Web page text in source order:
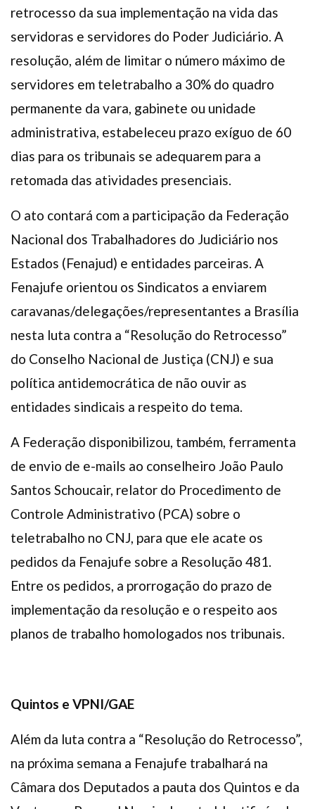
retrocesso da sua implementação na vida das
servidoras e servidores do Poder Judiciário. A
resolução, além de limitar o número máximo de
servidores em teletrabalho a 30% do quadro
permanente da vara, gabinete ou unidade
administrativa, estabeleceu prazo exíguo de 60
dias para os tribunais se adequarem para a
retomada das atividades presenciais.
O ato contará com a participação da Federação
Nacional dos Trabalhadores do Judiciário nos
Estados (Fenajud) e entidades parceiras. A
Fenajufe orientou os Sindicatos a enviarem
caravanas/delegações/representantes a Brasília
nesta luta contra a “Resolução do Retrocesso”
do Conselho Nacional de Justiça (CNJ) e sua
política antidemocrática de não ouvir as
entidades sindicais a respeito do tema.
A Federação disponibilizou, também, ferramenta
de envio de e-mails ao conselheiro João Paulo
Santos Schoucair, relator do Procedimento de
Controle Administrativo (PCA) sobre o
teletrabalho no CNJ, para que ele acate os
pedidos da Fenajufe sobre a Resolução 481.
Entre os pedidos, a prorrogação do prazo de
implementação da resolução e o respeito aos
planos de trabalho homologados nos tribunais.
Quintos e VPNI/GAE
Além da luta contra a “Resolução do Retrocesso”,
na próxima semana a Fenajufe trabalhará na
Câmara dos Deputados a pauta dos Quintos e da